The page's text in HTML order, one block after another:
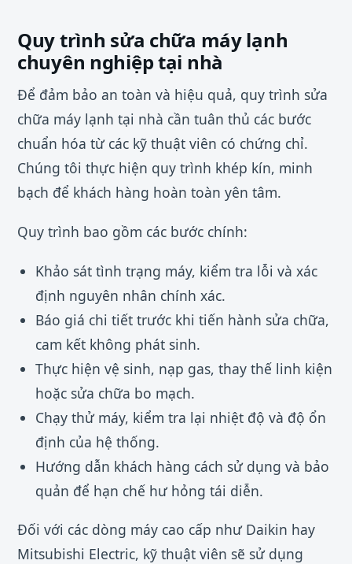
Quy trình sửa chữa máy lạnh
chuyên nghiệp tại nhà
Để đảm bảo an toàn và hiệu quả, quy trình sửa
chữa máy lạnh tại nhà cần tuân thủ các bước
chuẩn hóa từ các kỹ thuật viên có chứng chỉ.
Chúng tôi thực hiện quy trình khép kín, minh
bạch để khách hàng hoàn toàn yên tâm.
Quy trình bao gồm các bước chính:
Khảo sát tình trạng máy, kiểm tra lỗi và xác
định nguyên nhân chính xác.
Báo giá chi tiết trước khi tiến hành sửa chữa,
cam kết không phát sinh.
Thực hiện vệ sinh, nạp gas, thay thế linh kiện
hoặc sửa chữa bo mạch.
Chạy thử máy, kiểm tra lại nhiệt độ và độ ổn
định của hệ thống.
Hướng dẫn khách hàng cách sử dụng và bảo
quản để hạn chế hư hỏng tái diễn.
Đối với các dòng máy cao cấp như Daikin hay
Mitsubishi Electric, kỹ thuật viên sẽ sử dụng